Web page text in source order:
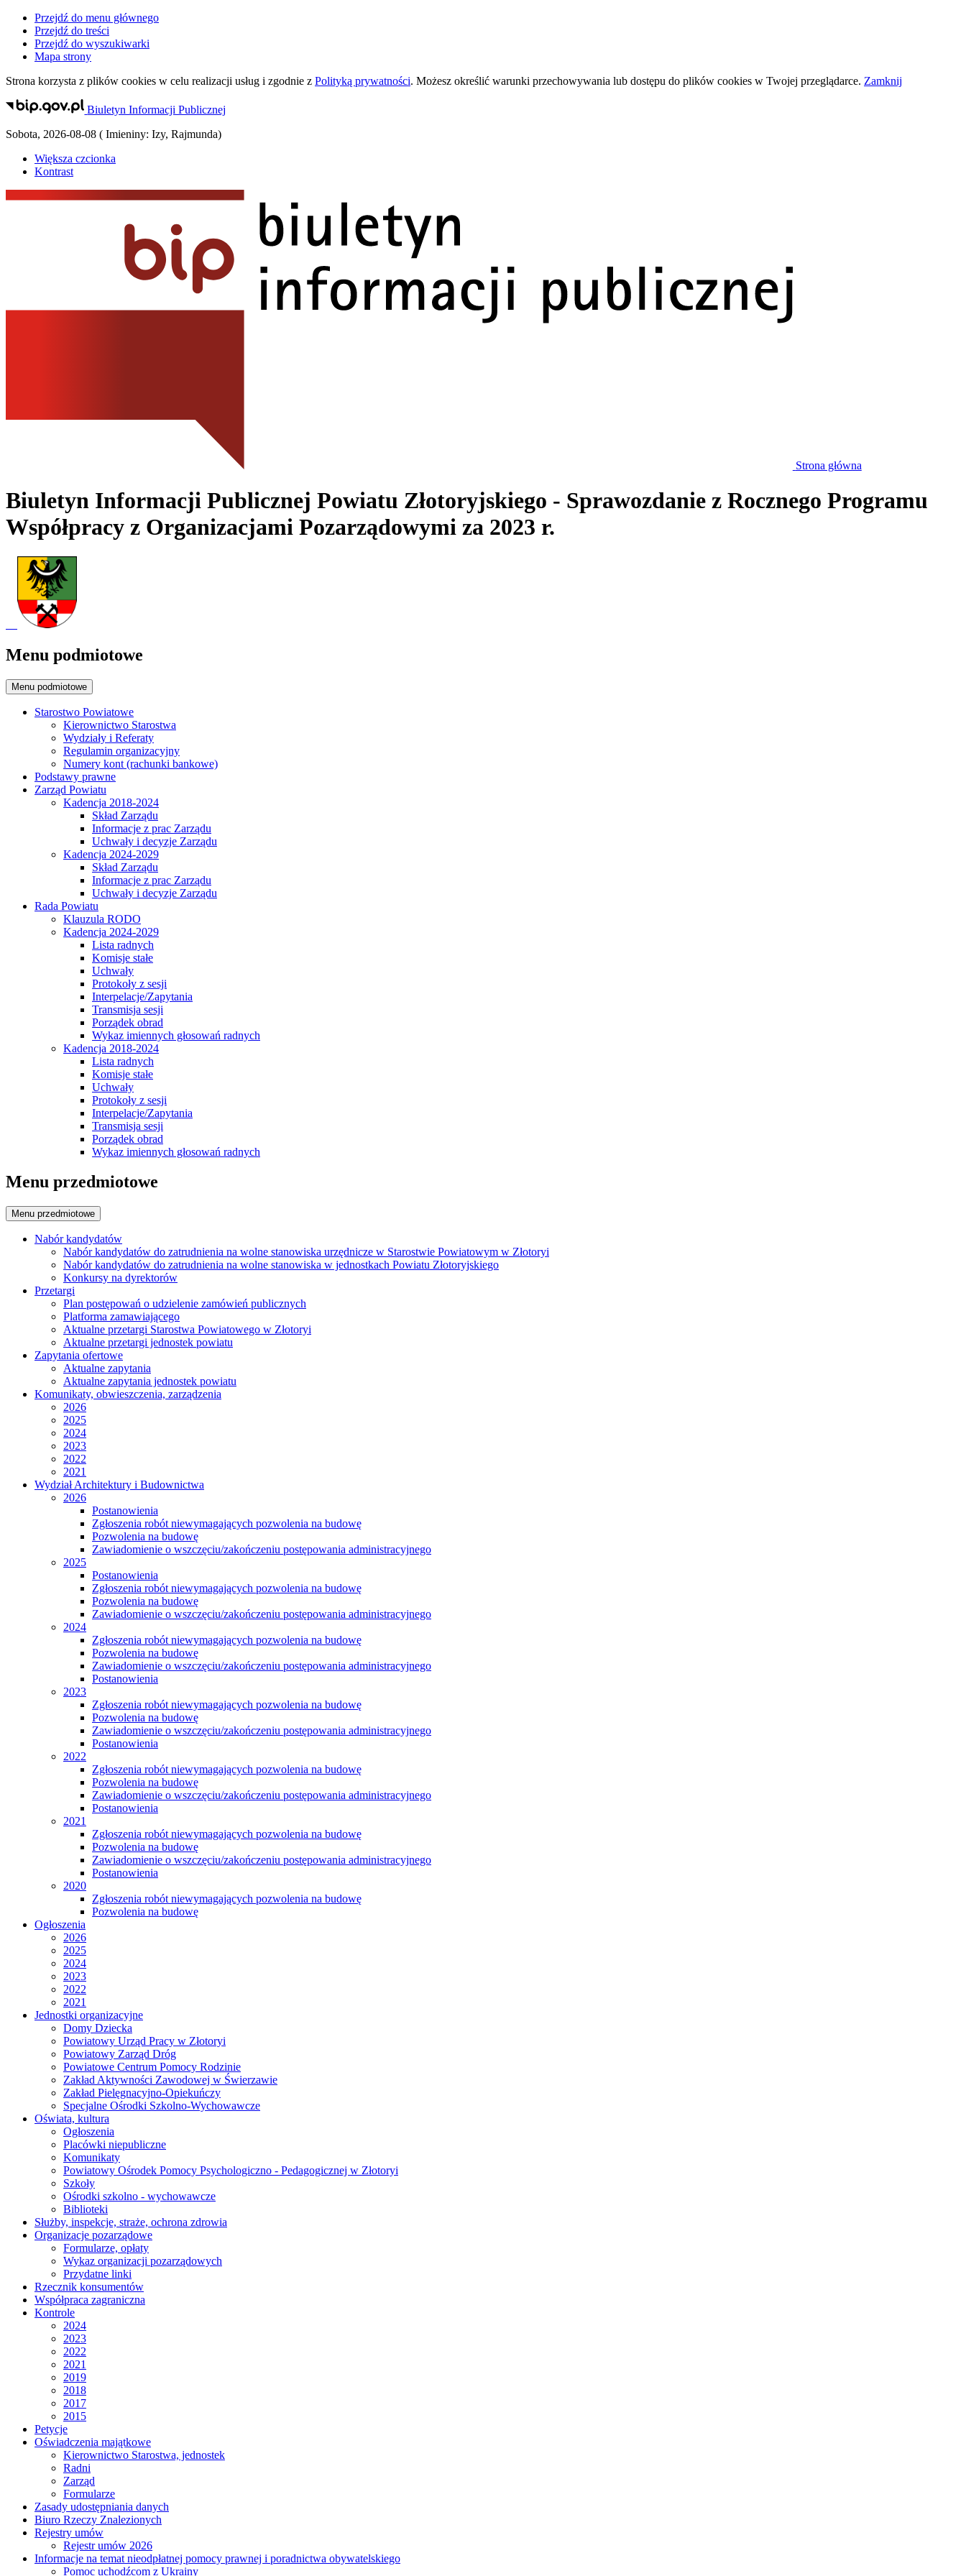
Przejdź do menu głównego
Przejdź do treści
Przejdź do wyszukiwarki
Mapa strony
Strona korzysta z plików cookies w celu realizacji usług i zgodnie z Polityką prywatności. Możesz określić warunki przechowywania lub dostępu do plików cookies w Twojej przeglądarce. Zamknij
Biuletyn Informacji Publicznej
Sobota, 2026-08-08 ( Imieniny: Izy, Rajmunda)
Większa czcionka
Kontrast
Strona główna
Biuletyn Informacji Publicznej Powiatu Złotoryjskiego - Sprawozdanie z Rocznego Programu
Współpracy z Organizacjami Pozarządowymi za 2023 r.
Menu podmiotowe
Menu podmiotowe
Starostwo Powiatowe
Kierownictwo Starostwa
Wydziały i Referaty
Regulamin organizacyjny
Numery kont (rachunki bankowe)
Podstawy prawne
Zarząd Powiatu
Kadencja 2018-2024
Skład Zarządu
Informacje z prac Zarządu
Uchwały i decyzje Zarządu
Kadencja 2024-2029
Skład Zarządu
Informacje z prac Zarządu
Uchwały i decyzje Zarządu
Rada Powiatu
Klauzula RODO
Kadencja 2024-2029
Lista radnych
Komisje stałe
Uchwały
Protokoły z sesji
Interpelacje/Zapytania
Transmisja sesji
Porządek obrad
Wykaz imiennych głosowań radnych
Kadencja 2018-2024
Lista radnych
Komisje stałe
Uchwały
Protokoły z sesji
Interpelacje/Zapytania
Transmisja sesji
Porządek obrad
Wykaz imiennych głosowań radnych
Menu przedmiotowe
Menu przedmiotowe
Nabór kandydatów
Nabór kandydatów do zatrudnienia na wolne stanowiska urzędnicze w Starostwie Powiatowym w Złotoryi
Nabór kandydatów do zatrudnienia na wolne stanowiska w jednostkach Powiatu Złotoryjskiego
Konkursy na dyrektorów
Przetargi
Plan postępowań o udzielenie zamówień publicznych
Platforma zamawiającego
Aktualne przetargi Starostwa Powiatowego w Złotoryi
Aktualne przetargi jednostek powiatu
Zapytania ofertowe
Aktualne zapytania
Aktualne zapytania jednostek powiatu
Komunikaty, obwieszczenia, zarządzenia
2026
2025
2024
2023
2022
2021
Wydział Architektury i Budownictwa
2026
Postanowienia
Zgłoszenia robót niewymagających pozwolenia na budowę
Pozwolenia na budowę
Zawiadomienie o wszczęciu/zakończeniu postępowania administracyjnego
2025
Postanowienia
Zgłoszenia robót niewymagających pozwolenia na budowę
Pozwolenia na budowę
Zawiadomienie o wszczęciu/zakończeniu postępowania administracyjnego
2024
Zgłoszenia robót niewymagających pozwolenia na budowę
Pozwolenia na budowę
Zawiadomienie o wszczęciu/zakończeniu postępowania administracyjnego
Postanowienia
2023
Zgłoszenia robót niewymagających pozwolenia na budowę
Pozwolenia na budowę
Zawiadomienie o wszczęciu/zakończeniu postępowania administracyjnego
Postanowienia
2022
Zgłoszenia robót niewymagających pozwolenia na budowę
Pozwolenia na budowę
Zawiadomienie o wszczęciu/zakończeniu postępowania administracyjnego
Postanowienia
2021
Zgłoszenia robót niewymagających pozwolenia na budowę
Pozwolenia na budowę
Zawiadomienie o wszczęciu/zakończeniu postępowania administracyjnego
Postanowienia
2020
Zgłoszenia robót niewymagających pozwolenia na budowę
Pozwolenia na budowę
Ogłoszenia
2026
2025
2024
2023
2022
2021
Jednostki organizacyjne
Domy Dziecka
Powiatowy Urząd Pracy w Złotoryi
Powiatowy Zarząd Dróg
Powiatowe Centrum Pomocy Rodzinie
Zakład Aktywności Zawodowej w Świerzawie
Zakład Pielęgnacyjno-Opiekuńczy
Specjalne Ośrodki Szkolno-Wychowawcze
Oświata, kultura
Ogłoszenia
Placówki niepubliczne
Komunikaty
Powiatowy Ośrodek Pomocy Psychologiczno - Pedagogicznej w Złotoryi
Szkoły
Ośrodki szkolno - wychowawcze
Biblioteki
Służby, inspekcje, straże, ochrona zdrowia
Organizacje pozarządowe
Formularze, opłaty
Wykaz organizacji pozarządowych
Przydatne linki
Rzecznik konsumentów
Współpraca zagraniczna
Kontrole
2024
2023
2022
2021
2019
2018
2017
2015
Petycje
Oświadczenia majątkowe
Kierownictwo Starostwa, jednostek
Radni
Zarząd
Formularze
Zasady udostępniania danych
Biuro Rzeczy Znalezionych
Rejestry umów
Rejestr umów 2026
Informacje na temat nieodpłatnej pomocy prawnej i poradnictwa obywatelskiego
Pomoc uchodźcom z Ukrainy